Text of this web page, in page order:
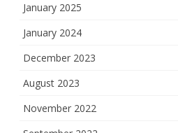
January 2025
January 2024
December 2023
August 2023
November 2022